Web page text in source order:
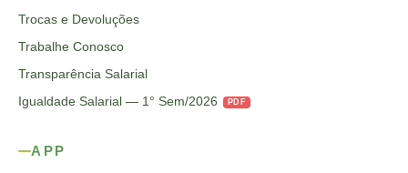
Trocas e Devoluções
Trabalhe Conosco
Transparência Salarial
Igualdade Salarial — 1° Sem/2026
PDF
APP